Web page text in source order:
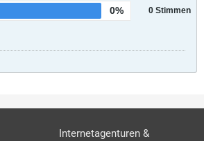
0% 0 Stimmen
Internetagenturen &